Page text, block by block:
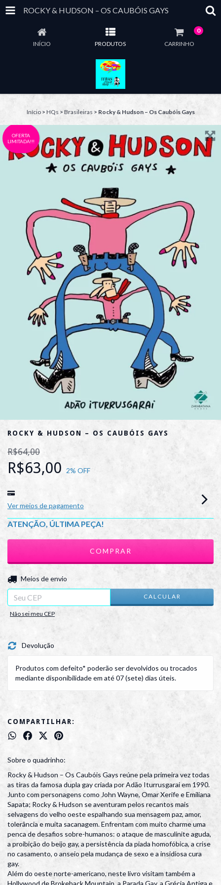
ROCKY & HUDSON – OS CAUBÓIS GAYS
INÍCIO PRODUTOS CARRINHO
0
Início > HQs > Brasileiras > Rocky & Hudson – Os Caubóis Gays
OFERTA
LIMITADA!!!
ROCKY & HUDSON – OS CAUBÓIS GAYS
R$64,00
R$63,00 2% OFF
Ver meios de pagamento
ATENÇÃO, ÚLTIMA PEÇA!
Entregas para o CEP:
Meios de envio
CALCULAR
Não sei meu CEP
Devolução
Produtos com defeito* poderão ser devolvidos ou trocados
mediante disponibilidade em até 07 (sete) dias úteis.
COMPARTILHAR:
Sobre o quadrinho:
Rocky & Hudson – Os Caubóis Gays reúne pela primeira vez todas
as tiras da famosa dupla gay criada por Adão Iturrusgarai em 1990.
Junto com personagens como John Wayne, Omar Xerife e Emiliana
Sapata; Rocky & Hudson se aventuram pelos recantos mais
selvagens do velho oeste espalhando sua mensagem paz, amor,
tolerância e muita sacanagem. Enfrentam com muito charme uma
penca de desafios sobre-humanos: o ataque de masculinite aguda,
a proibição do beijo gay, a persistência da piada homofóbica, a crise
no casamento, o anseio pela mudança de sexo e a insidiosa cura
gay.
Além do oeste norte-americano, neste livro visitam também a